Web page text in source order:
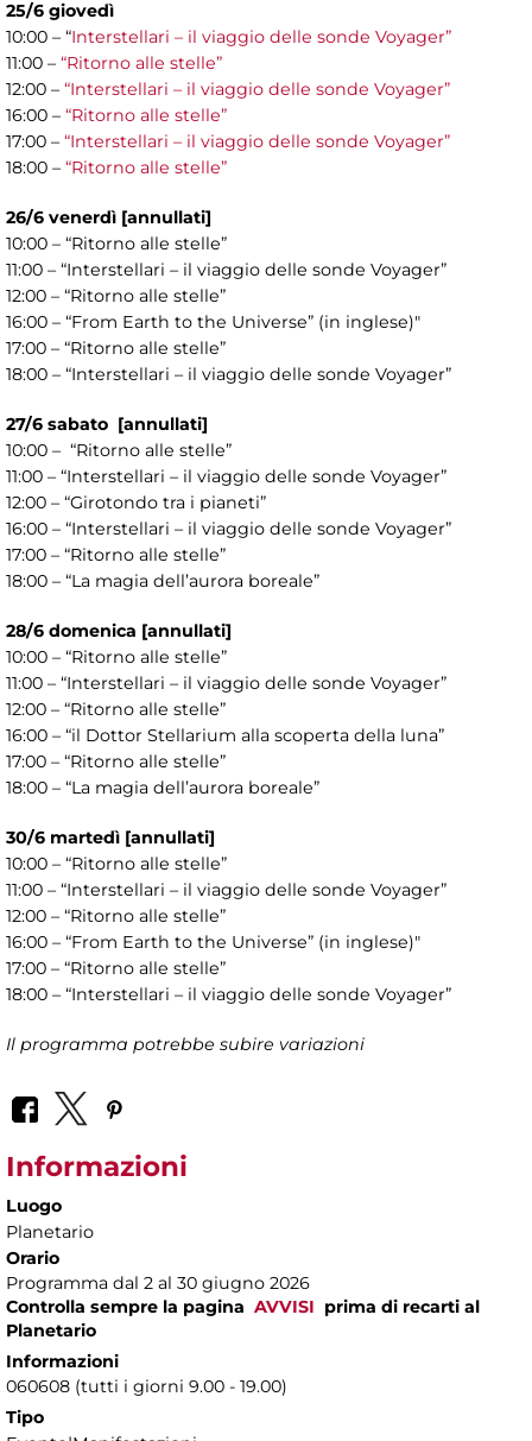
25/6 giovedì
10:00 – “Interstellari – il viaggio delle sonde Voyager”
11:00 – “Ritorno alle stelle”
12:00 – “Interstellari – il viaggio delle sonde Voyager”
16:00 – “Ritorno alle stelle”
17:00 – “Interstellari – il viaggio delle sonde Voyager”
18:00 – “Ritorno alle stelle”
26/6 venerdì [annullati]
10:00 – “Ritorno alle stelle”
11:00 – “Interstellari – il viaggio delle sonde Voyager”
12:00 – “Ritorno alle stelle”
16:00 – “From Earth to the Universe” (in inglese)"
17:00 – “Ritorno alle stelle”
18:00 – “Interstellari – il viaggio delle sonde Voyager”
27/6 sabato [annullati]
10:00 – “Ritorno alle stelle”
11:00 – “Interstellari – il viaggio delle sonde Voyager”
12:00 – “Girotondo tra i pianeti”
16:00 – “Interstellari – il viaggio delle sonde Voyager”
17:00 – “Ritorno alle stelle”
18:00 – “La magia dell’aurora boreale”
28/6 domenica [annullati]
10:00 – “Ritorno alle stelle”
11:00 – “Interstellari – il viaggio delle sonde Voyager”
12:00 – “Ritorno alle stelle”
16:00 – “il Dottor Stellarium alla scoperta della luna”
17:00 – “Ritorno alle stelle”
18:00 – “La magia dell’aurora boreale”
30/6 martedì [annullati]
10:00 – “Ritorno alle stelle”
11:00 – “Interstellari – il viaggio delle sonde Voyager”
12:00 – “Ritorno alle stelle”
16:00 – “From Earth to the Universe” (in inglese)"
17:00 – “Ritorno alle stelle”
18:00 – “Interstellari – il viaggio delle sonde Voyager”
Il programma potrebbe subire variazioni
Informazioni
Luogo
Planetario
Orario
Programma dal 2 al 30 giugno 2026
Controlla sempre la pagina AVVISI prima di recarti al
Planetario
Informazioni
060608 (tutti i giorni 9.00 - 19.00)
Tipo